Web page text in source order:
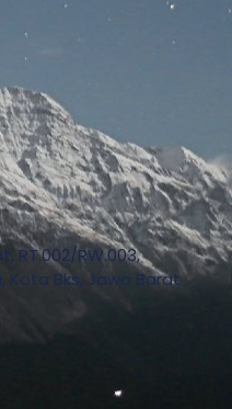
RT.002/RW.003,
Kota Bks, Jawa Barat